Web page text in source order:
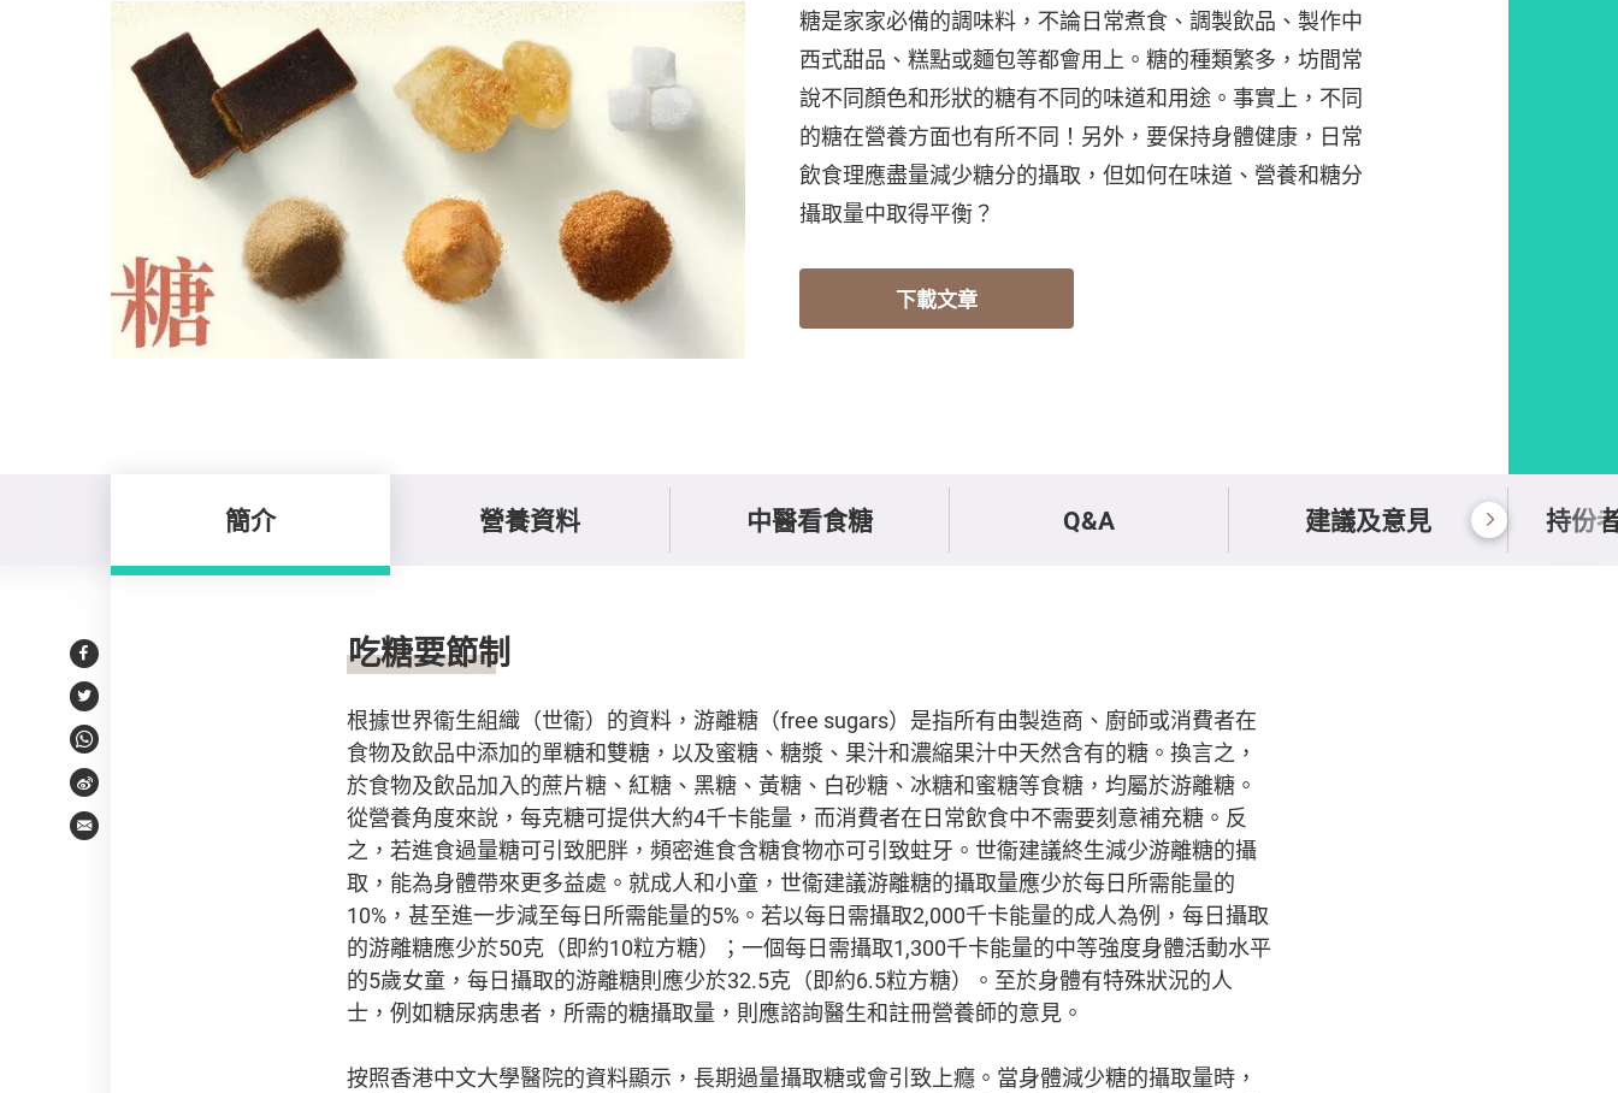
糖是家家必備的調味料，不論日常煮食、調製飲品、製作中
西式甜品、糕點或麵包等都會用上。糖的種類繁多，坊間常
說不同顏色和形狀的糖有不同的味道和用途。事實上，不同
的糖在營養方面也有所不同！另外，要保持身體健康，日常
飲食理應盡量減少糖分的攝取，但如何在味道、營養和糖分
攝取量中取得平衡？
下載文章
簡介 營養資料 中醫看食糖 Q&A 建議及意見 持份
Facebook
Twitter
WhatsApp
Weibo
Email
簡介
吃糖要節制
根據世界衞生組織（世衞）的資料，游離糖（free sugars）是指所有由製造商、廚師或消費者在
食物及飲品中添加的單糖和雙糖，以及蜜糖、糖漿、果汁和濃縮果汁中天然含有的糖。換言之，
於食物及飲品加入的蔗片糖、紅糖、黑糖、黃糖、白砂糖、冰糖和蜜糖等食糖，均屬於游離糖。
從營養角度來說，每克糖可提供大約4千卡能量，而消費者在日常飲食中不需要刻意補充糖。反
之，若進食過量糖可引致肥胖，頻密進食含糖食物亦可引致蛀牙。世衞建議終生減少游離糖的攝
取，能為身體帶來更多益處。就成人和小童，世衞建議游離糖的攝取量應少於每日所需能量的
10%，甚至進一步減至每日所需能量的5%。若以每日需攝取2,000千卡能量的成人為例，每日攝取
的游離糖應少於50克（即約10粒方糖）；一個每日需攝取1,300千卡能量的中等強度身體活動水平
的5歲女童，每日攝取的游離糖則應少於32.5克（即約6.5粒方糖）。至於身體有特殊狀況的人
士，例如糖尿病患者，所需的糖攝取量，則應諮詢醫生和註冊營養師的意見。
按照香港中文大學醫院的資料顯示，長期過量攝取糖或會引致上癮。當身體減少糖的攝取量時，